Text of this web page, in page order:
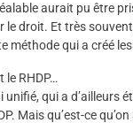
aurait pu être
droit. Et très
méthode qui a créé
le RHDP…
unifié, qui a
Mais qu’est-ce